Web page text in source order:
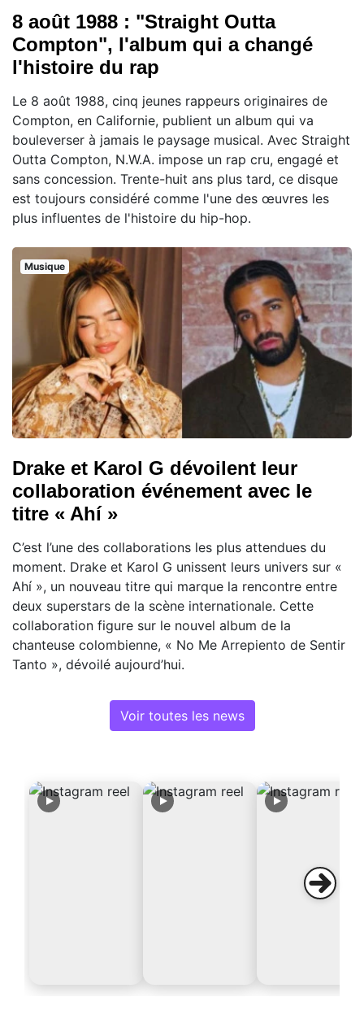
8 août 1988 : "Straight Outta
Compton", l'album qui a changé
l'histoire du rap
Le 8 août 1988, cinq jeunes rappeurs originaires de
Compton, en Californie, publient un album qui va
bouleverser à jamais le paysage musical. Avec Straight
Outta Compton, N.W.A. impose un rap cru, engagé et
sans concession. Trente-huit ans plus tard, ce disque
est toujours considéré comme l'une des œuvres les
plus influentes de l'histoire du hip-hop.
Musique
Drake et Karol G dévoilent leur
collaboration événement avec le
titre « Ahí »
C’est l’une des collaborations les plus attendues du
moment. Drake et Karol G unissent leurs univers sur «
Ahí », un nouveau titre qui marque la rencontre entre
deux superstars de la scène internationale. Cette
collaboration figure sur le nouvel album de la
chanteuse colombienne, « No Me Arrepiento de Sentir
Tanto », dévoilé aujourd’hui.
Voir toutes les news